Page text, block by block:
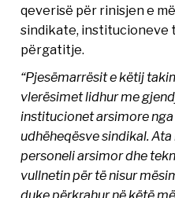
qeverisë për rinisjen e
sindikate, institucioneve
përgatitje.
“Pjesëmarrësit e këtij
vlerësimet lidhur me
institucionet arsimore
udhëheqësve sindikal.
personeli arsimor dhe
vullnetin për të nisur